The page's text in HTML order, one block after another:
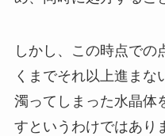
しかし、この時点での
くまでそれ以上進まな
濁ってしまった水晶体
すというわけではあり